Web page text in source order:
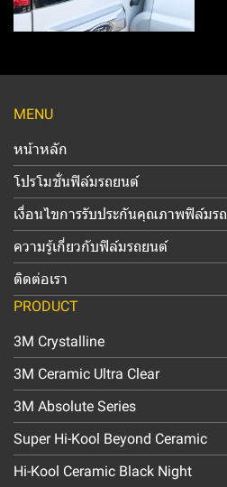
MENU
หน้าหลัก
โปรโมชั่นฟิล์มรถยนต์
เงื่อนไขการรับประกันคุณภาพฟิล์มร
ความรู้เกี่ยวกับฟิล์มรถยนต์
ติดต่อเรา
PRODUCT
3M Crystalline
3M Ceramic Ultra Clear
3M Absolute Series
Super Hi-Kool Beyond Ceramic
Hi-Kool Ceramic Black Night